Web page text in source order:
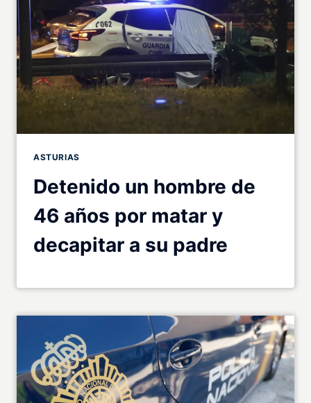
ASTURIAS
Detenido un hombre de
46 años por matar y
decapitar a su padre